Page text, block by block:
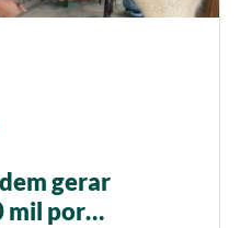
gerar
mil por